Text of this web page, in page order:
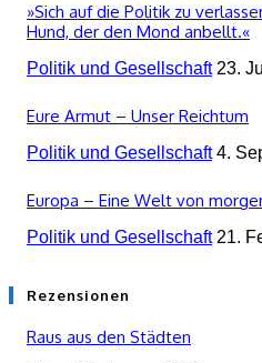
»Sich auf die Politik zu
Hund, der den Mond anbellt.«
Politik und Gesellschaft 23.
Eure Armut – Unser Reichtum
Politik und Gesellschaft 4.
Europa – Eine Welt von
Politik und Gesellschaft 21.
Rezensionen
Raus aus den Städten